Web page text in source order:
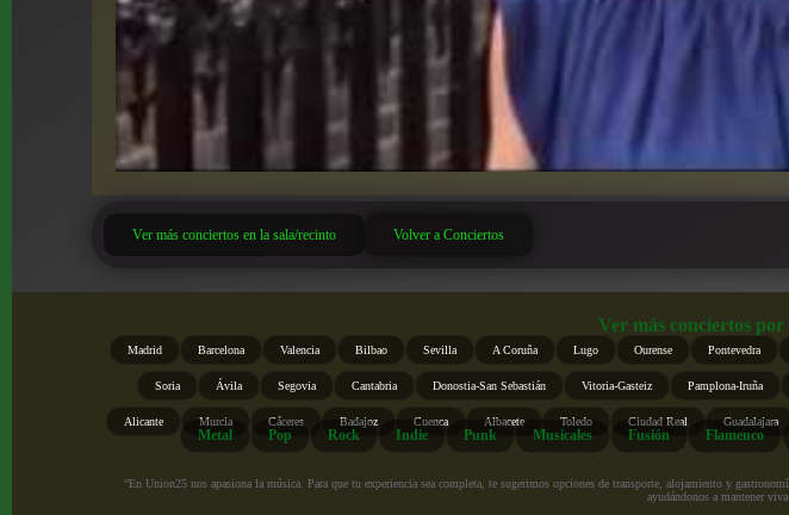
Ver más conciertos en la sala/recinto Volver a Conciertos
Ver más conciertos
Madrid Barcelona Valencia Bilbao Sevilla A Coruña Lugo Ourense Pontevedra
Soria Ávila Segovia Cantabria Donostia-San Sebastián Vitoria-Gasteiz Pamplona-Iruña
Alicante Murcia Cáceres Badajoz Cuenca Albacete Toledo Ciudad Real Guadalajara
Metal Pop Rock Indie Punk Musicales Fusión Flamenco
“En Union25 nos apasiona la música. Para que tu experiencia sea completa, te sugerimos opciones de transporte, alojamiento y
ayudándonos a mantener